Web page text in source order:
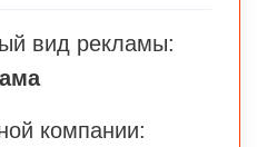
вид рекламы:
компании: